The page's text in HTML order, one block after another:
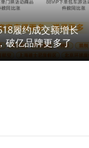
履约成交额增长
破亿品牌更多了